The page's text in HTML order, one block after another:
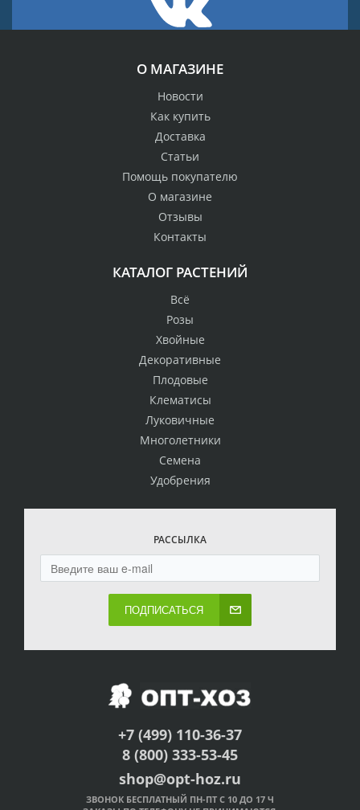
О МАГАЗИНЕ
Новости
Как купить
Доставка
Статьи
Помощь покупателю
О магазине
Отзывы
Контакты
КАТАЛОГ РАСТЕНИЙ
Всё
Розы
Хвойные
Декоративные
Плодовые
Клематисы
Луковичные
Многолетники
Семена
Удобрения
РАССЫЛКА
ПОДПИСАТЬСЯ
+7 (499) 110-36-37
8 (800) 333-53-45
shop@opt-hoz.ru
ЗВОНОК БЕСПЛАТНЫЙ ПН-ПТ С 10 ДО 17 Ч